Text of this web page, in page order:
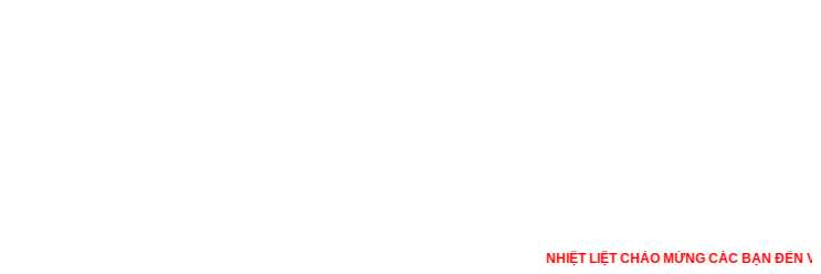
NHIỆT LIỆT CHÀO MỪNG CÁC BẠN ĐẾN VỚI